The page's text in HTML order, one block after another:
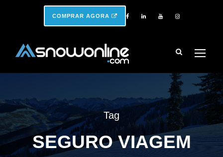
COMPRAR AGORA
Tag
SEGURO VIAGEM